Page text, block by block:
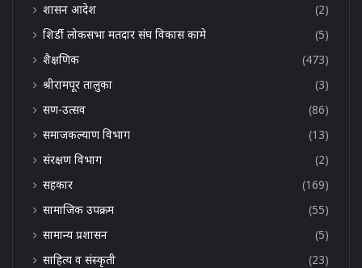
शासन आदेश
(2)
शिर्डी लोकसभा मतदार संघ विकास कामे
(5)
शैक्षणिक
(473)
श्रीरामपूर तालुका
(3)
सण-उत्सव
(86)
समाजकल्याण विभाग
(13)
संरक्षण विभाग
(2)
सहकार
(169)
सामाजिक उपक्रम
(55)
सामान्य प्रशासन
(5)
साहित्य व संस्कृती
(23)